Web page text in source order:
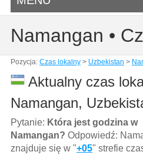
Namangan •
Pozycja: Czas lokalny> Uzbekistan >
Aktualny czas
Namangan,
Pytanie: Która jest godzina w
Namangan? Odpowiedź:
znajduje się w "+05" strefie